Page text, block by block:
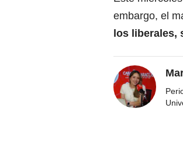
embargo, el
los liberales,